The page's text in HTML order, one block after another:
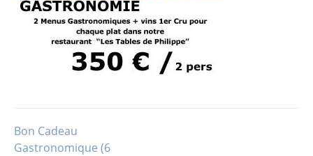
Navigation
Bon Cadeau
Gastronomique (6